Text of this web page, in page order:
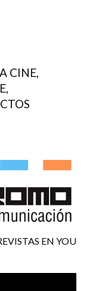
CINE,
EN YOU